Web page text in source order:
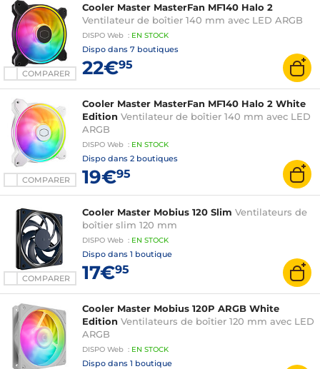
COMPARER
Cooler Master MasterFan MF140 Halo 2
Ventilateur de boîtier 140 mm avec LED ARGB
DISPO Web : EN STOCK
Dispo dans 7 boutiques
22€95
COMPARER
Cooler Master MasterFan MF140 Halo 2 White
Edition Ventilateur de boîtier 140 mm avec LED
ARGB
DISPO Web : EN STOCK
Dispo dans 2 boutiques
19€95
COMPARER
Cooler Master Mobius 120 Slim Ventilateurs de
boîtier slim 120 mm
DISPO Web : EN STOCK
Dispo dans 1 boutique
17€95
Cooler Master Mobius 120P ARGB White
Edition Ventilateurs de boîtier 120 mm avec LED
ARGB
DISPO Web : EN STOCK
Dispo dans 1 boutique